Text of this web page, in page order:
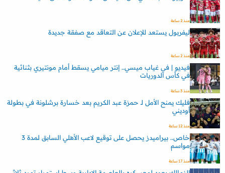
منذ 2 ساعة
ليفربول يستعد للإعلان عن التعاقد مع صفقة جديدة
منذ 2 ساعة
فيديو | في غياب ميسي.. إنتر ميامي يسقط أمام مونتيري بثنائية
في كأس الدوريات
منذ 3 ساعة
فليك يمنح الأمل لـ حمزة عبد الكريم بعد خسارة برشلونة في بطولة
أوديني
منذ 12 ساعة
خاص.. بيراميدز يحصل على توقيع لاعب الأهلي السابق لمدة 3
مواسم
منذ 17 ساعة